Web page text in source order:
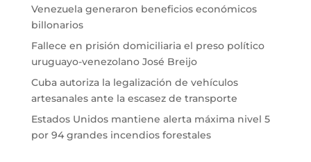
Venezuela generaron beneficios económicos
billonarios
Fallece en prisión domiciliaria el preso político
uruguayo-venezolano José Breijo
Cuba autoriza la legalización de vehículos
artesanales ante la escasez de transporte
Estados Unidos mantiene alerta máxima nivel 5
por 94 grandes incendios forestales